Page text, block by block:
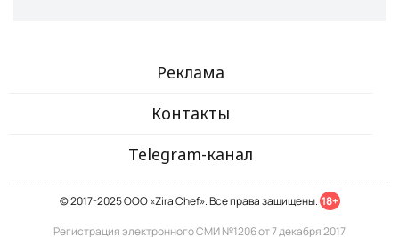
Реклама
Контакты
Telegram-канал
© 2017-2025 ООО «Zira Chef». Все права защищены. 18+
Регистрация электронного СМИ №1206 от 7 декабря 2017